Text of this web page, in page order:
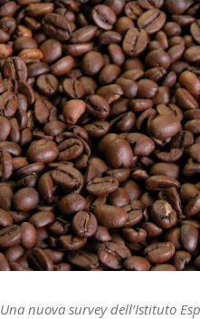
Una nuova survey dell’Istituto